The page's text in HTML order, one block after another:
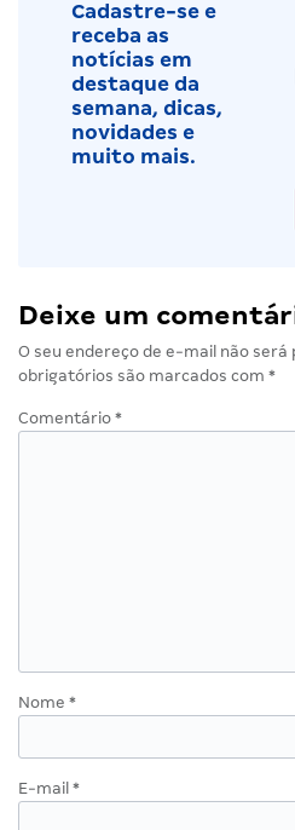
Cadastre-se e
receba as
notícias em
destaque da
semana, dicas,
novidades e
muito mais.
Deixe um
O seu endereço de e-mail não será
obrigatórios são marcados com *
Comentário *
Nome *
E-mail *